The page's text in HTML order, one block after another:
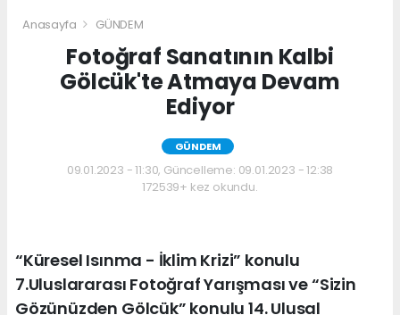
Anasayfa GÜNDEM
Fotoğraf Sanatının Kalbi
Gölcük'te Atmaya Devam
Ediyor
GÜNDEM
09.01.2023 - 11:30, Güncelleme: 09.01.2023 - 12:38
172539+ kez okundu.
“Küresel Isınma - İklim Krizi” konulu
7.Uluslararası Fotoğraf Yarışması ve “Sizin
Gözünüzden Gölcük” konulu 14. Ulusal